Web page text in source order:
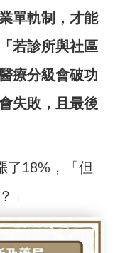
單軌制，才能
若診所與社區
療分級會破功
失敗，且最後
了18%，「但
」